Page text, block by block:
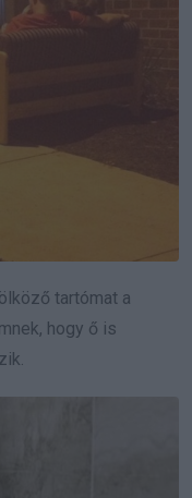
tartómat a
hogy ő is